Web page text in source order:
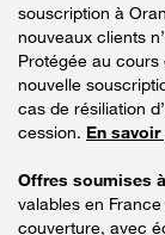
souscription à
nouveaux clients
Protégée au
nouvelle
cas de résiliation
cession. En savoir
Offres soumises
valables en
couverture, avec